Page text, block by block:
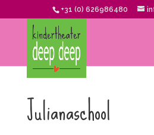
+31 (0) 626986480
Julianaschool